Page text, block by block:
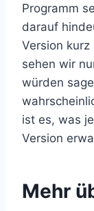
Programm
darauf
Version
sehen wir
würden
ist es, was
Version
Mehr